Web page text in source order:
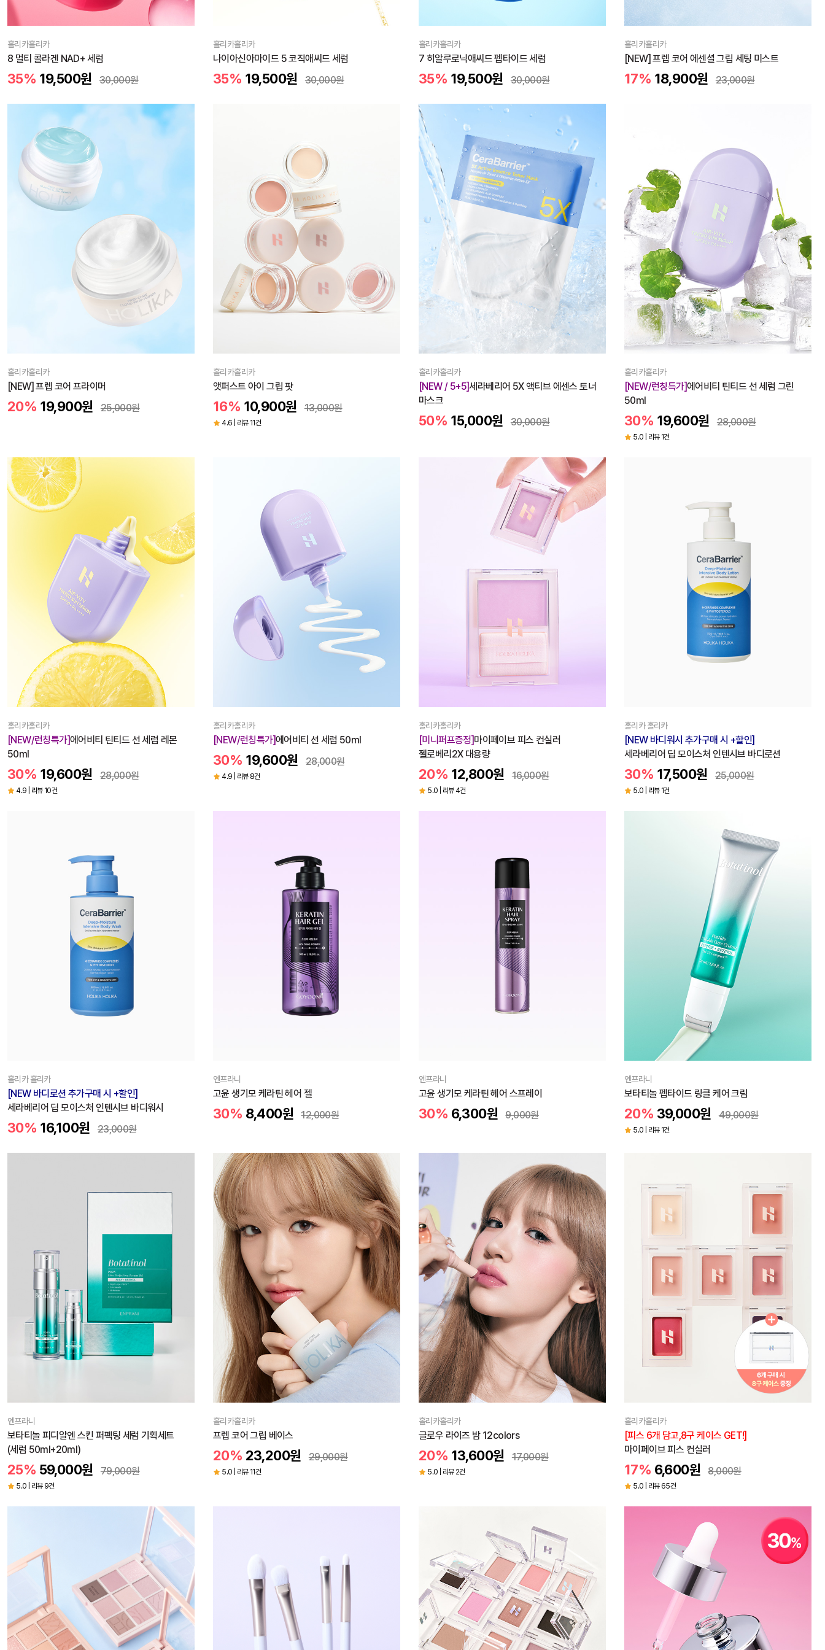
홀리카홀리카
8 멀티 콜라겐 NAD+ 세럼
35% 19,500원 30,000원
홀리카홀리카
나이아신아마이드 5 코직애씨드 세럼
35% 19,500원 30,000원
홀리카홀리카
7 히알루로닉애씨드 펩타이드 세럼
35% 19,500원 30,000원
홀리카홀리카
[NEW] 프렙 코어 에센셜 그립 세팅 미스트
17% 18,900원 23,000원
홀리카홀리카
[NEW] 프렙 코어 프라이머
20% 19,900원 25,000원
홀리카홀리카
앳퍼스트 아이 그립 팟
16% 10,900원 13,000원
4.6 | 리뷰 11건
홀리카홀리카
[NEW / 5+5]세라베리어 5X 액티브 에센스 토너
마스크
50% 15,000원 30,000원
홀리카홀리카
[NEW/런칭특가]에어비티 틴티드 선 세럼 그린
50ml
30% 19,600원 28,000원
5.0 | 리뷰 1건
홀리카홀리카
[NEW/런칭특가]에어비티 틴티드 선 세럼 레몬
50ml
30% 19,600원 28,000원
4.9 | 리뷰 10건
홀리카홀리카
[NEW/런칭특가]에어비티 선 세럼 50ml
30% 19,600원 28,000원
4.9 | 리뷰 8건
홀리카홀리카
[미니퍼프증정]마이페이브 피스 컨실러
젤로베리2X 대용량
20% 12,800원 16,000원
5.0 | 리뷰 4건
홀리카 홀리카
[NEW 바디워시 추가구매 시 +할인]
세라베리어 딥 모이스처 인텐시브 바디로션
30% 17,500원 25,000원
5.0 | 리뷰 1건
홀리카 홀리카
[NEW 바디로션 추가구매 시 +할인]
세라베리어 딥 모이스처 인텐시브 바디워시
30% 16,100원 23,000원
엔프라니
고윤 생기모 케라틴 헤어 젤
30% 8,400원 12,000원
엔프라니
고윤 생기모 케라틴 헤어 스프레이
30% 6,300원 9,000원
엔프라니
보타티놀 펩타이드 링클 케어 크림
20% 39,000원 49,000원
5.0 | 리뷰 1건
엔프라니
보타티놀 피디알엔 스킨 퍼펙팅 세럼 기획세트
(세럼 50ml+20ml)
25% 59,000원 79,000원
5.0 | 리뷰 9건
홀리카홀리카
프렙 코어 그립 베이스
20% 23,200원 29,000원
5.0 | 리뷰 11건
홀리카홀리카
글로우 라이즈 밤 12colors
20% 13,600원 17,000원
5.0 | 리뷰 2건
홀리카홀리카
[피스 6개 담고,8구 케이스 GET!]
마이페이브 피스 컨실러
17% 6,600원 8,000원
5.0 | 리뷰 65건